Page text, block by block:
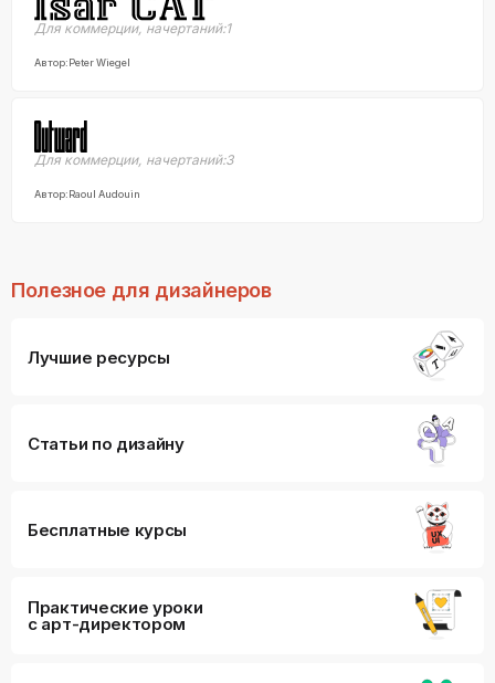
Для коммерции, начертаний:1
Автор:Peter Wiegel
Для коммерции, начертаний:3
Автор:Raoul Audouin
Полезное для дизайнеров
Лучшие ресурсы
Статьи по дизайну
Бесплатные курсы
Практические уроки
с арт-директором